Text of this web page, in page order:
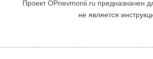
Проект OPnevmonii.ru предназначен
не является